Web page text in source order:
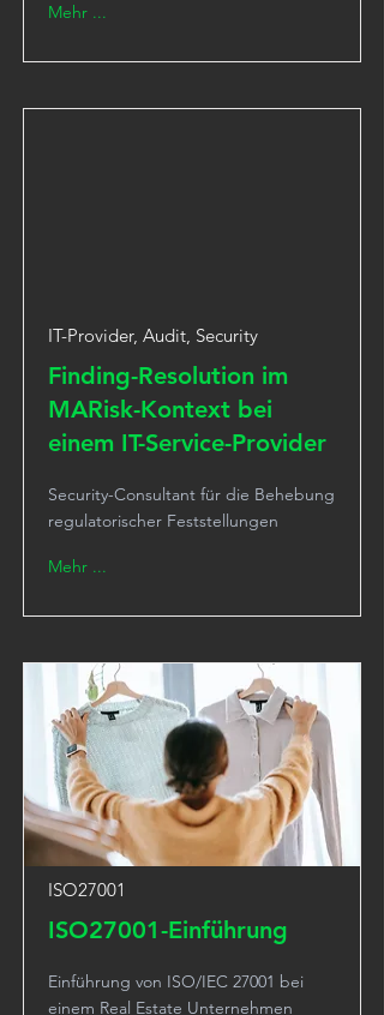
Mehr ...
IT-Provider, Audit, Security
Finding-Resolution im
MARisk-Kontext bei
einem IT-Service-Provider
Security-Consultant für die Behebung
regulatorischer Feststellungen
Mehr ...
ISO27001
ISO27001-Einführung
Einführung von ISO/IEC 27001 bei
einem Real Estate Unternehmen